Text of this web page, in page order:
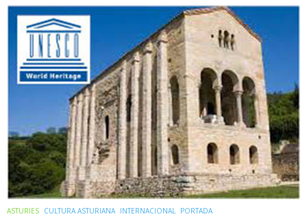
ASTURIES CULTURA ASTURIANA INTERNACIONAL PORTADA